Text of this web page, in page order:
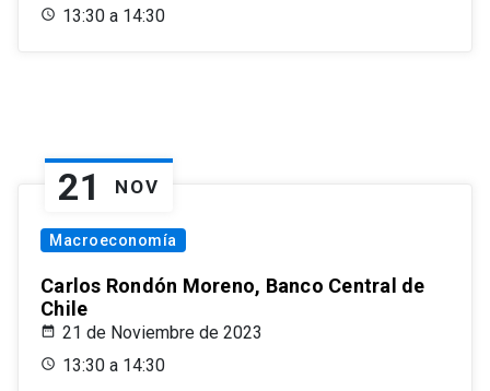
13:30 a 14:30
21 NOV
Macroeconomía
Carlos Rondón Moreno, Banco Central de
Chile
21 de Noviembre de 2023
13:30 a 14:30